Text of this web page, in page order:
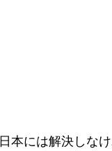
本には解決しな